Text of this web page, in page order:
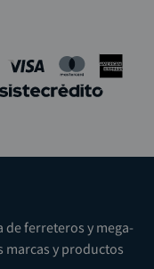
de ferreteros y mega-
marcas y productos